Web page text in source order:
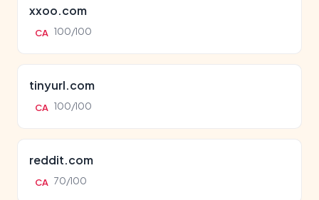
xxoo.com
CA 100/100
tinyurl.com
CA 100/100
reddit.com
CA 70/100